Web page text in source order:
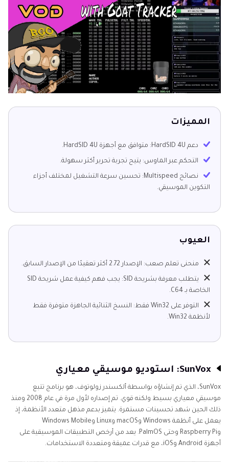
المميزات
دعم HardSID 4U: متوافق مع أجهزة HardSID 4U.
التحكم عبر الماوس: يتيح تجربة تحرير أكثر سهولة.
نصائح Multispeed: تحسين سرعة التشغيل لمختلف أجزاء
التكوين الموسيقي.
العيوب
منحنى تعلم صعب: الإصدار 2.72 أكثر تعقيدًا من الإصدار السابق.
يتطلب معرفة بشريحة SID: يجب فهم كيفية عمل شريحة SID
الخاصة بـ C64.
التوفر على Win32 فقط: النسخ الثنائية الجاهزة متوفرة فقط
لأنظمة Win32.
SunVox، الذي تم إنشاؤه بواسطة ألكسندر زولوتوف، هو برنامج تتبع
موسيقي معياري بسيط ولكنه قوي. تم إصداره لأول مرة في عام 2008 ومنذ
ذلك الحين شهد تحسينات مستمرة. يتميز بدعم مذهل متعدد الأنظمة، إذ
يعمل على أنظمة Windows وmacOS وLinux وWindows Mobile
وRaspberry Pi وحتى PalmOS. يعد من أرخص التطبيقات الموسيقية على
أجهزة Android وiOS، مع قدرات عميقة ومتعددة الاستخدامات.